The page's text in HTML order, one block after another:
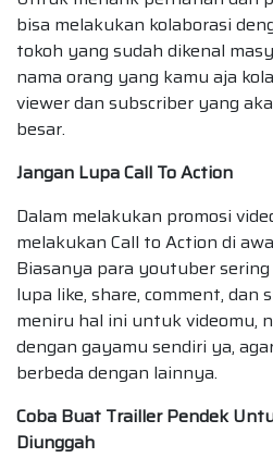
bisa melakukan kolaborasi
tokoh yang sudah dikenal
nama orang yang kamu aja
viewer dan subscriber yang
besar.
Jangan Lupa Call To Action
Dalam melakukan promosi
melakukan Call to Action di
Biasanya para youtuber
lupa like, share, comment, dan
meniru hal ini untuk videomu,
dengan gayamu sendiri ya,
berbeda dengan lainnya.
Coba Buat Trailler Pendek
Diunggah